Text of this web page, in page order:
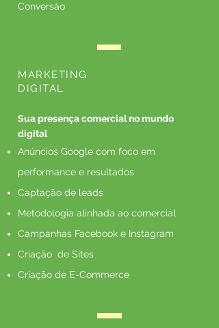
Conversão
MARKETING
DIGITAL
Sua presença comercial no mundo
digital
Anúncios Google com foco em
performance e resultados
Captação de leads
Metodologia alinhada ao comercial
Campanhas Facebook e Instagram
Criação de Sites
Criação de E-Commerce